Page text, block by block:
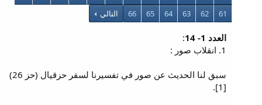
61
62
63
64
65
66 التالي
العدد 1- 14
:
1. انقلاب صور :
سبق لنا الحديث عن صور في تفسيرنا لسفر حزقيال (حز 26)
[1].